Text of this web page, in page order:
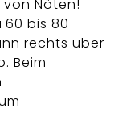
Nöten!
60 bis 80
rechts über
Beim